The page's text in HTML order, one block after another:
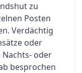
zu
Posten
Verdächtig
oder
oder
besprochen